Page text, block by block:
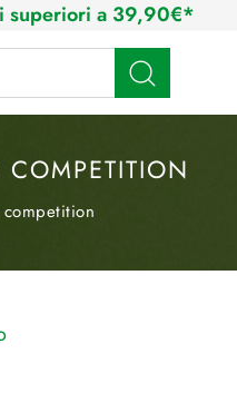
superiori a 39,90€*
gli altri filtri disponibili.